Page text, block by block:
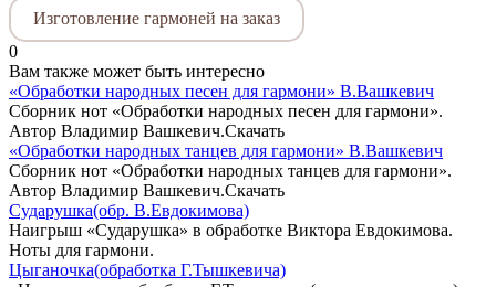
Изготовление гармоней на заказ
0
Вам также может быть интересно
«Обработки народных песен для гармони» В.Вашкевич
Сборник нот «Обработки народных песен для гармони».
Автор Владимир Вашкевич.Скачать
«Обработки народных танцев для гармони» В.Вашкевич
Сборник нот «Обработки народных танцев для гармони».
Автор Владимир Вашкевич.Скачать
Сударушка(обр. В.Евдокимова)
Наигрыш «Сударушка» в обработке Виктора Евдокимова.
Ноты для гармони.
Цыганочка(обработка Г.Тышкевича)